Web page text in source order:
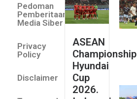
Pedoman
Pemberitaan
Media Siber
Privacy
Policy
Disclaimer
ASEAN
Championship
Hyundai
Cup
2026.